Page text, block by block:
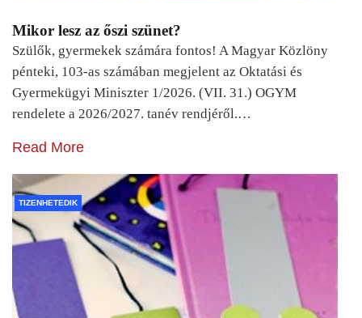
Mikor lesz az őszi szünet?
Szülők, gyermekek számára fontos! A Magyar Közlöny
pénteki, 103-as számában megjelent az Oktatási és
Gyermekügyi Miniszter 1/2026. (VII. 31.) OGYM
rendelete a 2026/2027. tanév rendjéről.…
Read More
TIZENHETEDIK